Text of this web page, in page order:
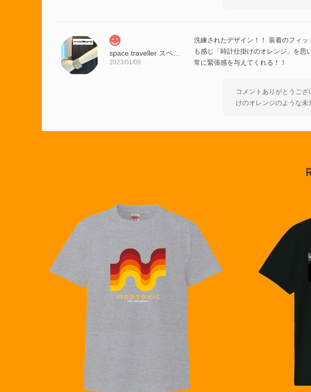
2023/01/09
洗練されたデザイン！！ 装着のフィ
も感じ「時計仕掛けのオレンジ」を思
常に緊張感を与えてくれる！！
コメントありがとうご
けのオレンジのような未
す！ 今後も独特でエッ
Mサイズ
2021/01/13
デザインはスペイシーで洗練されて
期待したいです。迅速なご対応、配送
ご丁寧なReviewのコメ
より嬉しいです。これ